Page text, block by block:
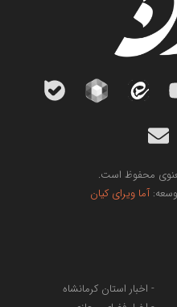
محفوظ است.
آما ویرای کیان
- اخبار استان کرمانشاه